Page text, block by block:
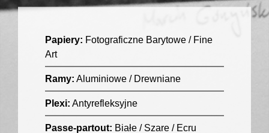
Papiery: Fotograficzne Barytowe / Fine
Art
Ramy: Aluminiowe / Drewniane
Plexi: Antyrefleksyjne
Passe-partout: Białe / Szare / Ecru